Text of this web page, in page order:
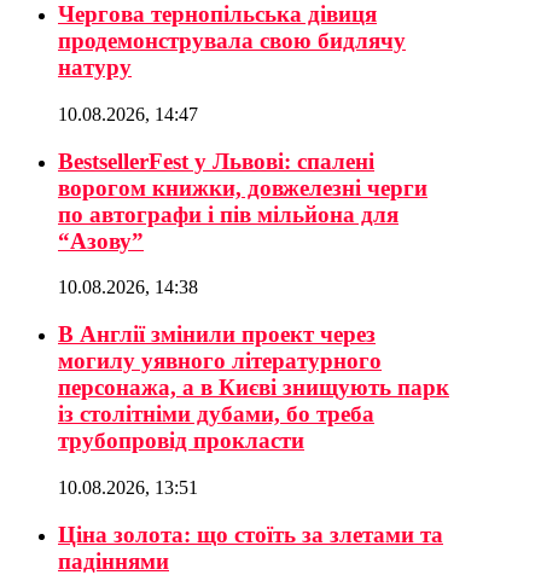
Чергова тернопільська дівиця
продемонструвала свою бидлячу
натуру
10.08.2026, 14:47
BestsellerFest у Львові: спалені
ворогом книжки, довжелезні черги
по автографи і пів мільйона для
“Азову”
10.08.2026, 14:38
В Англії змінили проект через
могилу уявного літературного
персонажа, а в Києві знищують парк
із столітніми дубами, бо треба
трубопровід прокласти
10.08.2026, 13:51
Ціна золота: що стоїть за злетами та
падіннями